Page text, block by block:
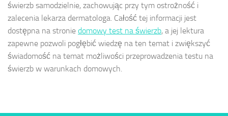
świerzb samodzielnie, zachowując przy tym ostrożność i
zalecenia lekarza dermatologa. Całość tej informacji jest
dostępna na stronie domowy test na świerzb, a jej lektura
zapewne pozwoli pogłębić wiedzę na ten temat i zwiększyć
świadomość na temat możliwości przeprowadzenia testu na
świerzb w warunkach domowych.